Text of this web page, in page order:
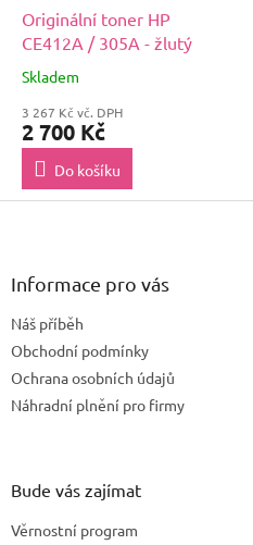
Originální toner HP
CE412A / 305A - žlutý
Skladem
3 267 Kč vč. DPH
2 700 Kč
Do košíku
Z
Informace pro vás
Náš příběh
Obchodní podmínky
Ochrana osobních údajů
Náhradní plnění pro firmy
Bude vás zajímat
Věrnostní program